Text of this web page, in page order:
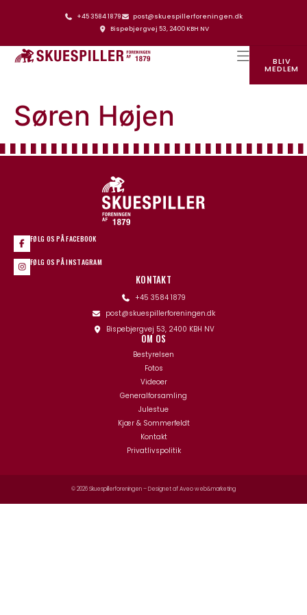
+45 3584 1879
post@skuespillerforeningen.dk
Bispebjergvej 53, 2400 KBH NV
BLIV
MEDLEM
Søren Højen
FØLG OS PÅ FACEBOOK
FØLG OS PÅ INSTAGRAM
KONTAKT
+45 3584 1879
post@skuespillerforeningen.dk
Bispebjergvej 53, 2400 KBH NV
OM OS
Bestyrelsen
Fotos
Videoer
Generalforsamling
Julestue
Kjær & Sommerfeldt
Kontakt
Privatlivspolitik
© 2026 Skuespillerforeningen – Designet afAveo web&marketing